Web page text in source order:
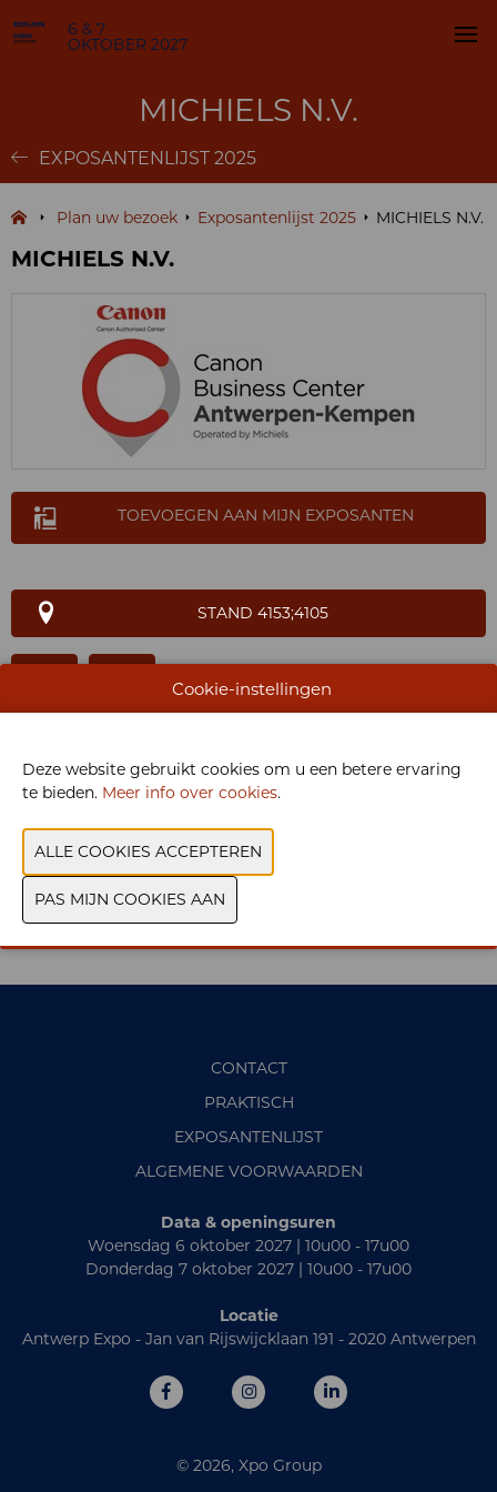
6 & 7
OKTOBER 2027
MICHIELS N.V.
EXPOSANTENLIJST 2025
Plan uw bezoek Exposantenlijst 2025 MICHIELS N.V.
MICHIELS N.V.
TOEVOEGEN AAN MIJN EXPOSANTEN
STAND 4153;4105
PRODUCTGROEP
FOTO'S
VORIGE
CONTACT
PRAKTISCH
EXPOSANTENLIJST
ALGEMENE VOORWAARDEN
Data & openingsuren
Woensdag 6 oktober 2027 | 10u00 - 17u00
Donderdag 7 oktober 2027 | 10u00 - 17u00
Locatie
Antwerp Expo - Jan van Rijswijcklaan 191 - 2020 Antwerpen
© 2026, Xpo Group
Cookie-instellingen
Deze website gebruikt cookies om u een betere ervaring
te bieden. Meer info over cookies.